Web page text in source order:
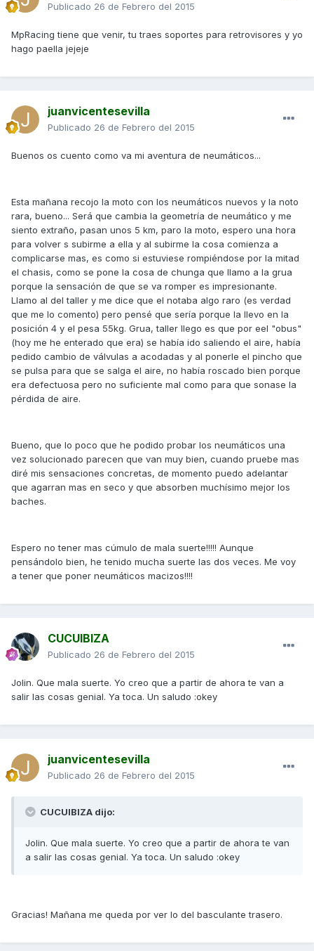
Publicado 26 de Febrero del 2015
MpRacing tiene que venir, tu traes soportes para retrovisores y yo
hago paella jejeje
juanvicentesevilla
Publicado 26 de Febrero del 2015
Buenos os cuento como va mi aventura de neumáticos...
Esta mañana recojo la moto con los neumáticos nuevos y la noto
rara, bueno... Será que cambia la geometría de neumático y me
siento extraño, pasan unos 5 km, paro la moto, espero una hora
para volver s subirme a ella y al subirme la cosa comienza a
complicarse mas, es como si estuviese rompiéndose por la mitad
el chasis, como se pone la cosa de chunga que llamo a la grua
porque la sensación de que se va romper es impresionante.
Llamo al del taller y me dice que el notaba algo raro (es verdad
que me lo comento) pero pensé que sería porque la llevo en la
posición 4 y el pesa 55kg. Grua, taller llego es que por eel "obus"
(hoy me he enterado que era) se había ido saliendo el aire, había
pedido cambio de válvulas a acodadas y al ponerle el pincho que
se pulsa para que se salga el aire, no había roscado bien porque
era defectuosa pero no suficiente mal como para que sonase la
pérdida de aire.
Bueno, que lo poco que he podido probar los neumáticos una
vez solucionado parecen que van muy bien, cuando pruebe mas
diré mis sensaciones concretas, de momento puedo adelantar
que agarran mas en seco y que absorben muchísimo mejor los
baches.
Espero no tener mas cúmulo de mala suerte!!!!! Aunque
pensándolo bien, he tenido mucha suerte las dos veces. Me voy
a tener que poner neumáticos macizos!!!!
CUCUIBIZA
Publicado 26 de Febrero del 2015
Jolin. Que mala suerte. Yo creo que a partir de ahora te van a
salir las cosas genial. Ya toca. Un saludo :okey
juanvicentesevilla
Publicado 26 de Febrero del 2015
CUCUIBIZA dijo:
Jolin. Que mala suerte. Yo creo que a partir de ahora te van
a salir las cosas genial. Ya toca. Un saludo :okey
Gracias! Mañana me queda por ver lo del basculante trasero.